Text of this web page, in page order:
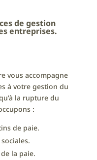
de gestion
entreprises.
vous accompagne
à votre gestion du
la rupture du
:
de paie.
la paie.